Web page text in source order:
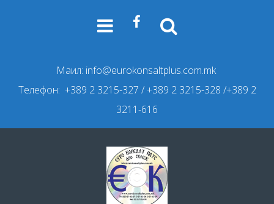
Маил: info@eurokonsaltplus.com.mk
Телефон: +389 2 3215-327 / +389 2 3215-328 /+389 2
3211-616